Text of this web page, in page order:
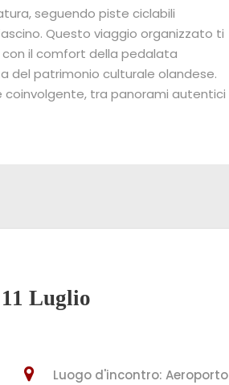
seguendo piste ciclabili
Questo viaggio organizzato ti
con il comfort della pedalata
del patrimonio culturale olandese.
coinvolgente, tra panorami autentici
Luglio
Luogo d'incontro: Aeroporto